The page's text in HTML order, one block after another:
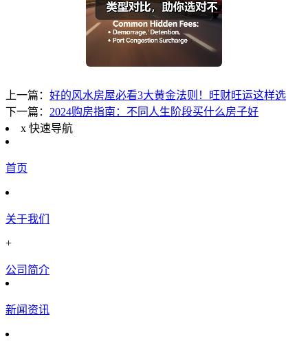
上一篇： 好的风水房屋必看3大黄金法则！旺财旺运这样选
下一篇： 2024购房指南：不同人生阶段买什么房子好
x 快速导航
首页
关于我们
+
公司简介
新闻资讯